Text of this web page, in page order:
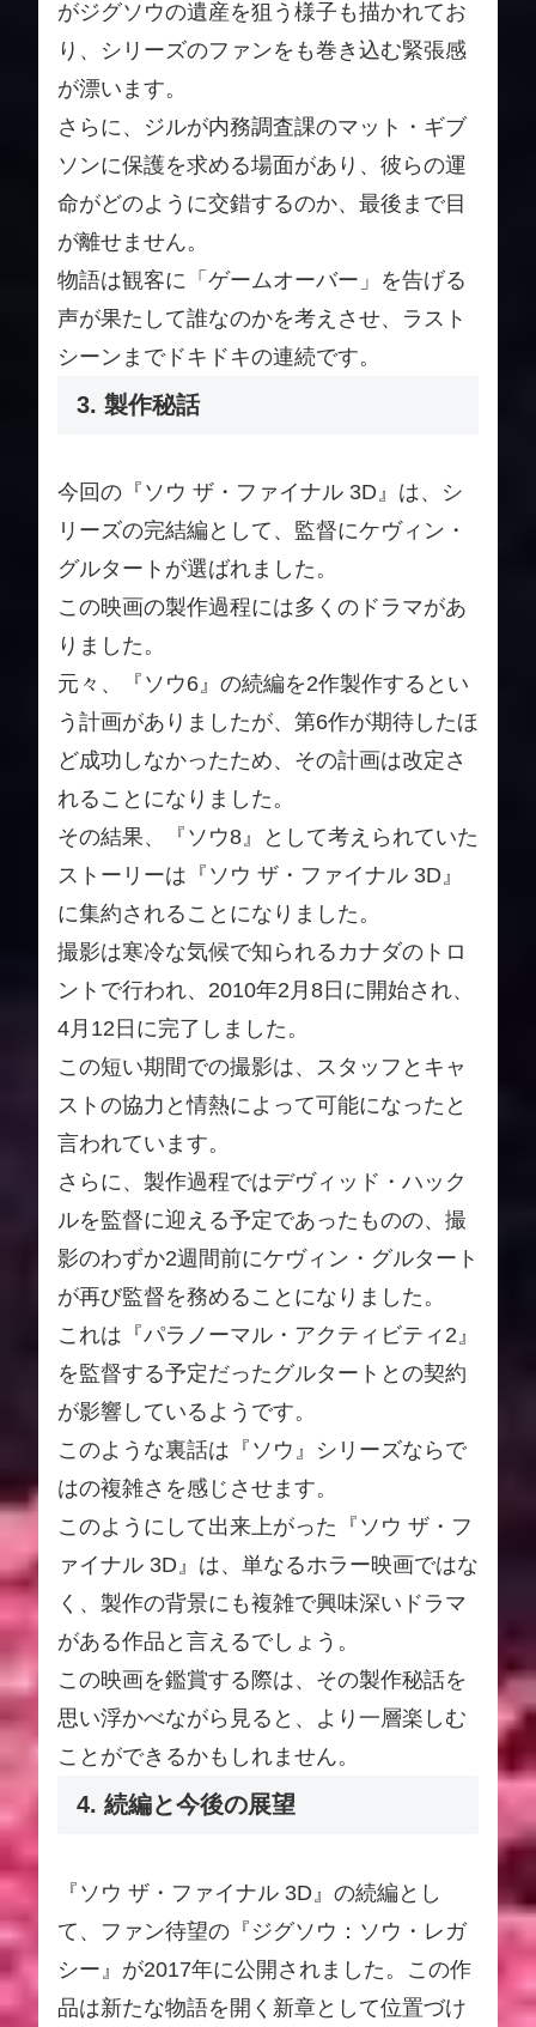
がジグソウの遺産を狙う様子も描かれてお
り、シリーズのファンをも巻き込む緊張感
が漂います。
さらに、ジルが内務調査課のマット・ギブ
ソンに保護を求める場面があり、彼らの運
命がどのように交錯するのか、最後まで目
が離せません。
物語は観客に「ゲームオーバー」を告げる
声が果たして誰なのかを考えさせ、ラスト
シーンまでドキドキの連続です。
3. 製作秘話
今回の『ソウ ザ・ファイナル 3D』は、シ
リーズの完結編として、監督にケヴィン・
グルタートが選ばれました。
この映画の製作過程には多くのドラマがあ
りました。
元々、『ソウ6』の続編を2作製作するとい
う計画がありましたが、第6作が期待したほ
ど成功しなかったため、その計画は改定さ
れることになりました。
その結果、『ソウ8』として考えられていた
ストーリーは『ソウ ザ・ファイナル 3D』
に集約されることになりました。
撮影は寒冷な気候で知られるカナダのトロ
ントで行われ、2010年2月8日に開始され、
4月12日に完了しました。
この短い期間での撮影は、スタッフとキャ
ストの協力と情熱によって可能になったと
言われています。
さらに、製作過程ではデヴィッド・ハック
ルを監督に迎える予定であったものの、撮
影のわずか2週間前にケヴィン・グルタート
が再び監督を務めることになりました。
これは『パラノーマル・アクティビティ2』
を監督する予定だったグルタートとの契約
が影響しているようです。
このような裏話は『ソウ』シリーズならで
はの複雑さを感じさせます。
このようにして出来上がった『ソウ ザ・フ
ァイナル 3D』は、単なるホラー映画ではな
く、製作の背景にも複雑で興味深いドラマ
がある作品と言えるでしょう。
この映画を鑑賞する際は、その製作秘話を
思い浮かべながら見ると、より一層楽しむ
ことができるかもしれません。
4. 続編と今後の展望
『ソウ ザ・ファイナル 3D』の続編とし
て、ファン待望の『ジグソウ：ソウ・レガ
シー』が2017年に公開されました。この作
品は新たな物語を開く新章として位置づけ